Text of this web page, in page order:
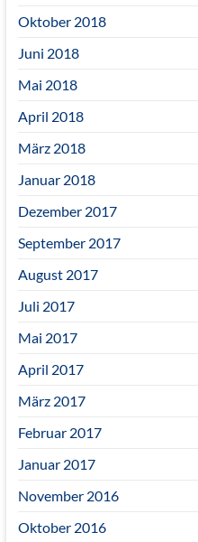
Oktober 2018
Juni 2018
Mai 2018
April 2018
März 2018
Januar 2018
Dezember 2017
September 2017
August 2017
Juli 2017
Mai 2017
April 2017
März 2017
Februar 2017
Januar 2017
November 2016
Oktober 2016